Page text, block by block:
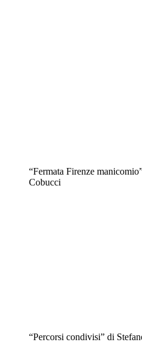
“Fermata Firenze
Cobucci
“Percorsi condivisi” di